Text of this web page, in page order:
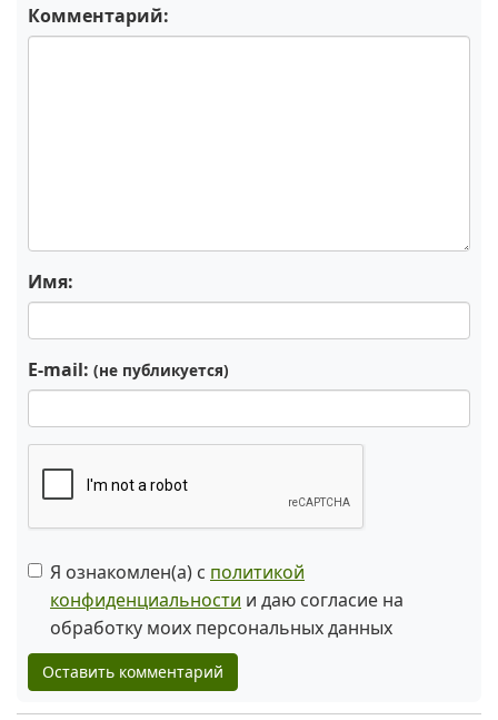
Комментарий:
Имя:
E-mail: (не публикуется)
Я ознакомлен(а) с политикой
конфиденциальности и даю согласие на
обработку моих персональных данных
Оставить комментарий